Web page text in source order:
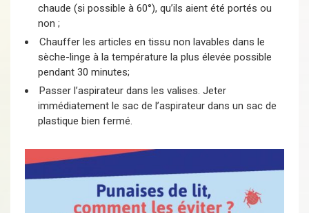
chaude (si possible à 60°), qu’ils aient été portés ou
non ;
Chauffer les articles en tissu non lavables dans le
sèche-linge à la température la plus élevée possible
pendant 30 minutes;
Passer l’aspirateur dans les valises. Jeter
immédiatement le sac de l’aspirateur dans un sac de
plastique bien fermé.